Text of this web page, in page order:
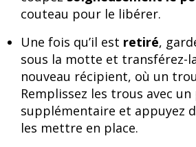
couteau pour le libérer.
Une fois qu’il est retiré,
sous la motte et transférez-
nouveau récipient, où un
Remplissez les trous avec
supplémentaire et appuyez
les mettre en place.